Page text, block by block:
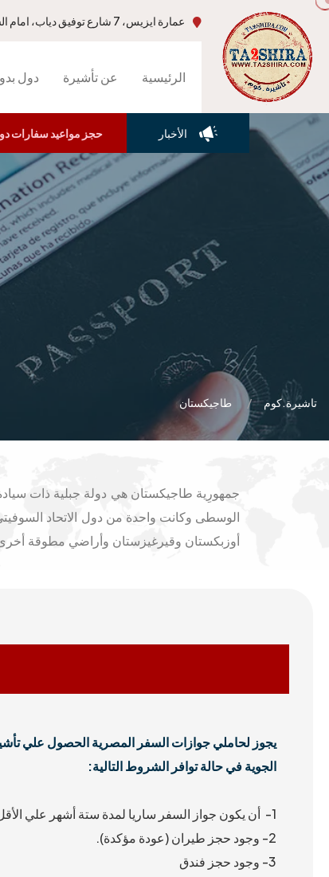
الأخبار حجز مواعيد سفارات
عمارة ايزيس، 7 شارع توفيق دياب، امام السفارة الامريكية، جاردن سيتي،القاهرة-مصر
الرئيسية عن تأشيرة دول
تاشيرة.كوم طاجيكستان
جمهورِية طاجيكستان هي دولة جبلية ذات
الوسطى وكانت واحدة من دول الاتحاد
أوزبكستان وقيرغيزستان وأراضي مطوقة أخرى
يجوز لحاملي جوازات السفر المصرية الحصول علي
الجوية في حالة توافر الشروط التالية:
1- أن يكون جواز السفر ساريا لمدة ستة أشهر علي الأقل.
2- وجود حجز طيران (عودة مؤكدة).
3- وجود حجز فندق